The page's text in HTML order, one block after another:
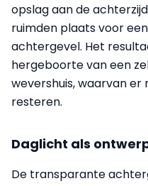
opslag aan de
ruimden plaats voor
achtergevel. Het
hergeboorte van een
wevershuis, waarvan
resteren.
Daglicht als
De transparante